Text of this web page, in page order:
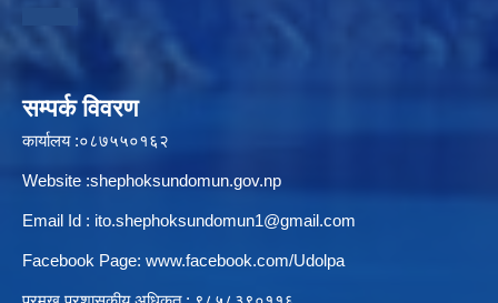
सम्पर्क विवरण
कार्यालय :०८७५५०१६२
Website :shephoksundomun.gov.np
Email Id : ito.shephoksundomun1@gmail.com
Facebook Page: www.facebook.com/Udolpa